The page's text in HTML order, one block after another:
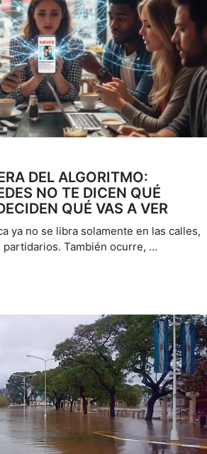
DEL ALGORITMO:
NO TE DICEN QUÉ
QUÉ VAS A VER
ya no se libra solamente en las calles,
partidarios. También ocurre, …